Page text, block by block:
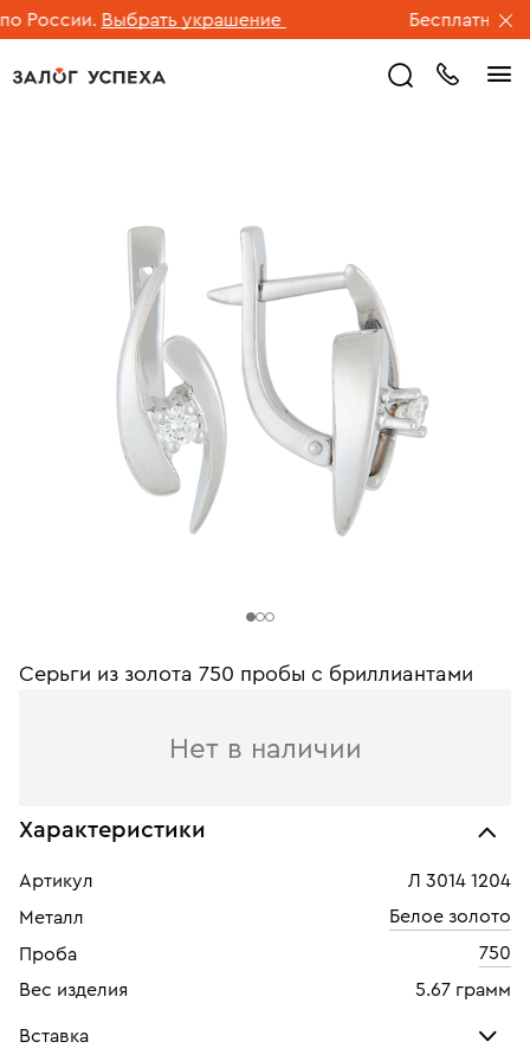
России. Выбрать украшение Бесплатная
Серьги из золота 750 пробы c бриллиантами
Нет в наличии
Характеристики
Артикул
Л 3014 1204
Металл
Белое золото
Проба
750
Вес изделия
5.67 грамм
Вставка